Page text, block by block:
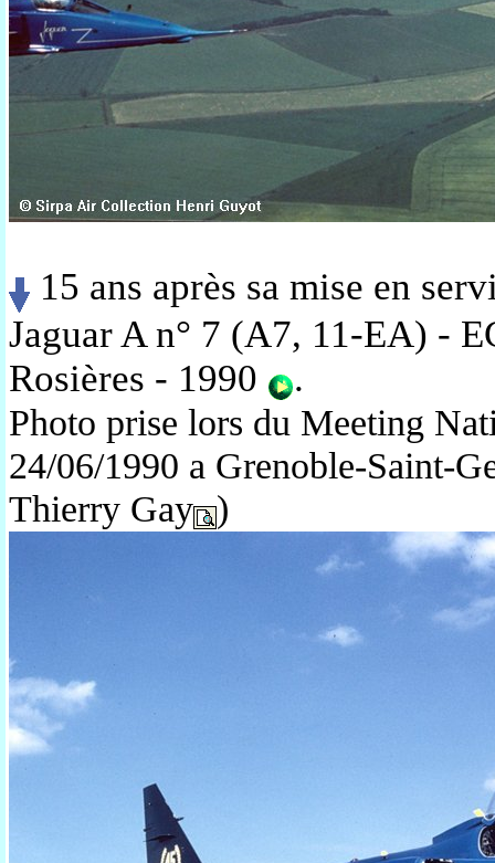
15 ans après sa mise en
Jaguar A n° 7 (A7, 11-EA) -
Rosières - 1990
.
Photo prise lors du Meeting
24/06/1990 a Grenoble-Saint-
Thierry Gay )